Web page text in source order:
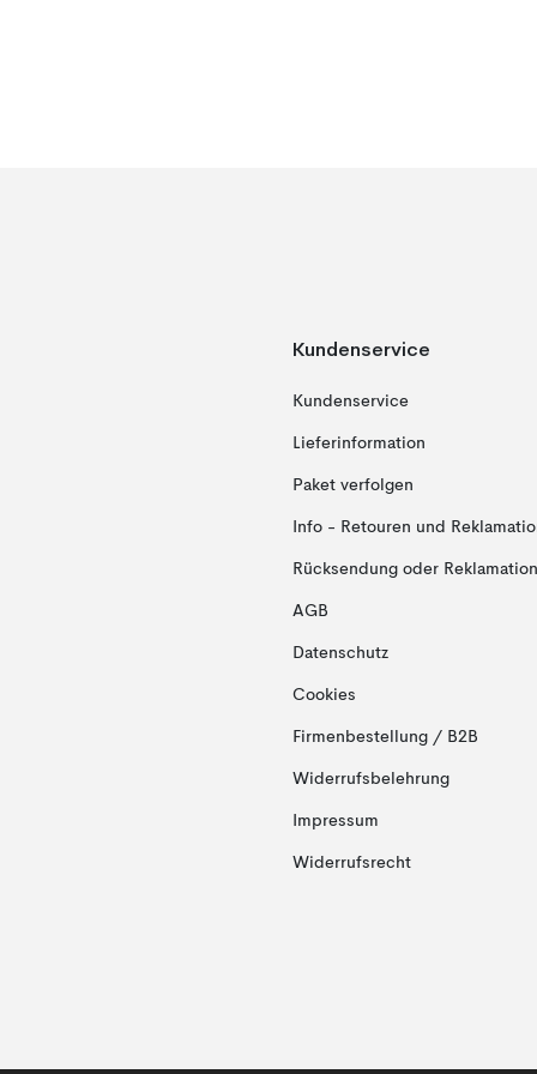
Kundenservice
Kundenservice
Lieferinformation
Paket verfolgen
Info - Retouren und
Rücksendung oder
AGB
Datenschutz
Cookies
Firmenbestellung / B2B
Widerrufsbelehrung
Impressum
Widerrufsrecht